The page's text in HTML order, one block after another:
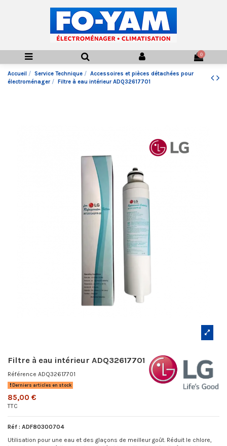
0
Accueil Service Technique
Accessoires et pièces détachées pour
électroménager
Filtre à eau intérieur ADQ32617701
Filtre à eau intérieur ADQ32617701
Référence ADQ32617701
Derniers articles en stock
85,00 €
TTC
Réf : ADF80300704
Utilisation pour une eau et des glaçons de meilleur goût. Réduit le chlore,